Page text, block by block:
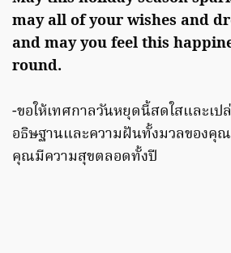
may all of your wishes and
and may you feel this
round.
-ขอให้เทศกาลวันหยุดนี้สดใสและเป
อธิษฐานและความฝันทั้งมวลของคุณ
คุณมีความสุขตลอดทั้งปี